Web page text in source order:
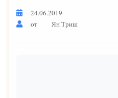
24.06.2019
от
Ян Триш